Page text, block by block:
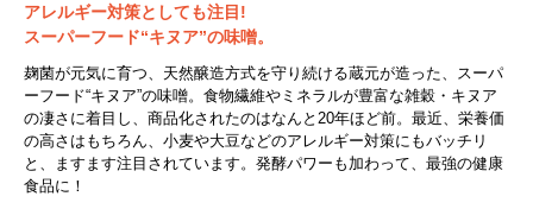
アレルギー対策としても注目!
スーパーフード“キヌア”の味噌。
麹菌が元気に育つ、天然醸造方式を守り続ける蔵元が造った、スーパ
ーフード“キヌア”の味噌。食物繊維やミネラルが豊富な雑穀・キヌア
の凄さに着目し、商品化されたのはなんと20年ほど前。最近、栄養価
の高さはもちろん、小麦や大豆などのアレルギー対策にもバッチリ
と、ますます注目されています。発酵パワーも加わって、最強の健康
食品に！